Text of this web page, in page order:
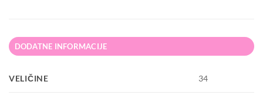
DODATNE INFORMACIJE
VELIČINE 34